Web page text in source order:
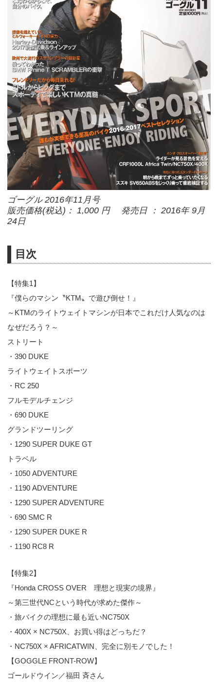
ゴーグル 2016年11月号
販売価格(税込)： 1,000 円 発売日 ： 2016年 9月
24日
目次
【特集1】
『僕らのマシン〝KTM〟で遊び倒せ！』
～KTMのライトウェイトマシンが日本でこれだけ人気なのは
なぜだろう？～
ストリート
・390 DUKE
ライトウェイトスポーツ
・RC 250
フルモデルチェンジ
・690 DUKE
グランドツーリング
・1290 SUPER DUKE GT
トラベル
・1050 ADVENTURE
・1190 ADVENTURE
・1290 SUPER ADVENTURE
・690 SMC R
・1290 SUPER DUKE R
・1190 RC8 R
【特集2】
『Honda CROSS OVER 理想と現実の境界』
～第三世代NCという時代が求めた傑作～
・旅バイクの理想に最も近いNC750X
・400X × NC750X、お買い得はどっちだ？
・NC750X × AFRICATWIN、完全に別モノでした！
【GOGGLE FRONT-ROW】
ゴールドウイン／福田 斉さん